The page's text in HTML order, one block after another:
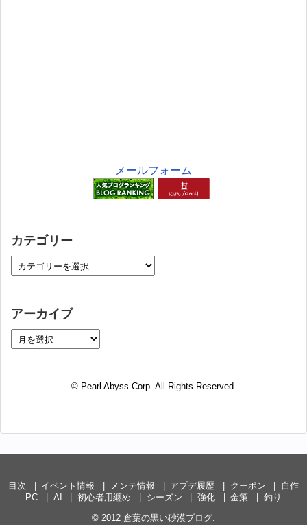
メールフォーム
カテゴリー
アーカイブ
© Pearl Abyss Corp. All Rights Reserved.
目次 イベント情報 メンテ情報 アプデ履歴 クーポン
自作
PC
AI 初心者用纏め シーズン 強化 金策
釣り
© 2012 倉葉の黒い砂漠ブログ